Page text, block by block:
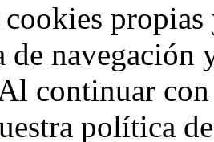
propias
de
continuar
política